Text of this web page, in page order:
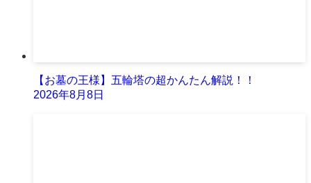
【お墓の王様】五輪塔の超かんたん解説！！
2026年8月8日